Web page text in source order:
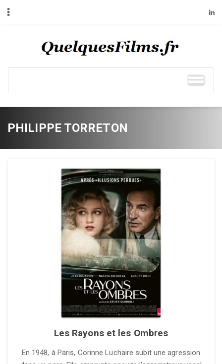
PHILIPPE TORRETON
Les Rayons et les Ombres
En 1948, à Paris, Corinne Luchaire subit une agression